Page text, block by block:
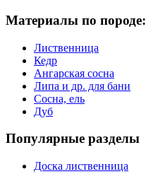
Материалы по породе:
Лиственница
Кедр
Ангарская сосна
Липа и др. для бани
Сосна, ель
Дуб
Популярные разделы
Доска лиственница